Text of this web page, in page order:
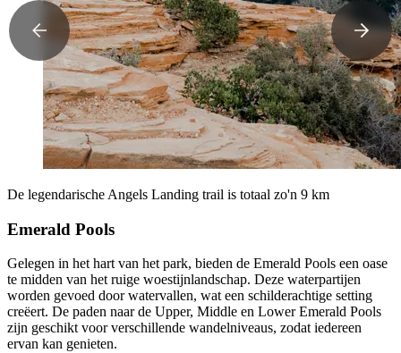
De legendarische Angels Landing trail is totaal zo'n 9 km
Emerald Pools
Gelegen in het hart van het park, bieden de Emerald Pools een oase
te midden van het ruige woestijnlandschap. Deze waterpartijen
worden gevoed door watervallen, wat een schilderachtige setting
creëert. De paden naar de Upper, Middle en Lower Emerald Pools
zijn geschikt voor verschillende wandelniveaus, zodat iedereen
ervan kan genieten.